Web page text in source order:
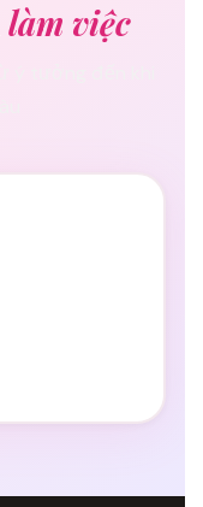
làm việc